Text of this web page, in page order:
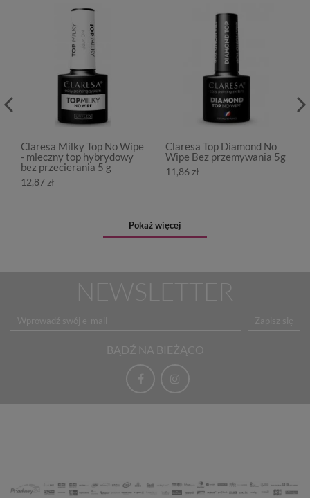
Claresa Milky Top No Wipe
- mleczny top hybrydowy
bez przecierania 5 g
12,87 zł
Claresa Top Diamond No
Wipe Bez przemywania 5g
11,86 zł
Pokaż więcej
NEWSLETTER
Zapisz się
BĄDŹ NA BIEŻĄCO